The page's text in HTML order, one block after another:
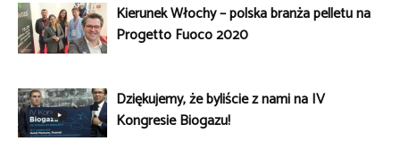
Kierunek Włochy – polska branża pelletu na
Progetto Fuoco 2020
Dziękujemy, że byliście z nami na IV
Kongresie Biogazu!